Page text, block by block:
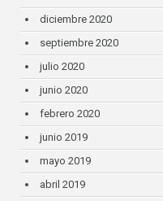
diciembre 2020
septiembre 2020
julio 2020
junio 2020
febrero 2020
junio 2019
mayo 2019
abril 2019